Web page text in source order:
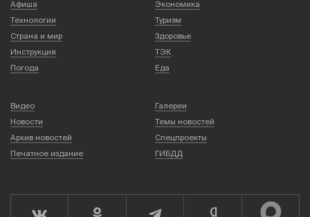
Афиша
Экономика
Технологии
Туризм